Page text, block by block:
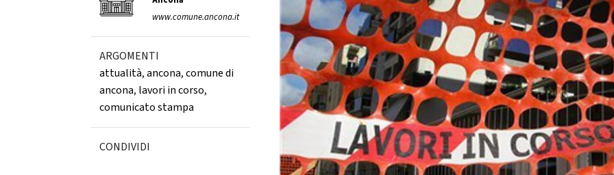
www.comune.ancona.it
ARGOMENTI
attualità,ancona,comune di
ancona, lavori in corso,
comunicato stampa
CONDIVIDI